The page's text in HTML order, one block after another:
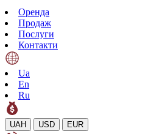
Оренда
Продаж
Послуги
Контакти
Ua
En
Ru
UAH USD EUR